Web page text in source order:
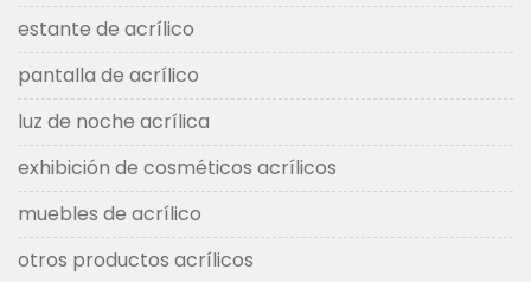
estante de acrílico
pantalla de acrílico
luz de noche acrílica
exhibición de cosméticos acrílicos
muebles de acrílico
otros productos acrílicos